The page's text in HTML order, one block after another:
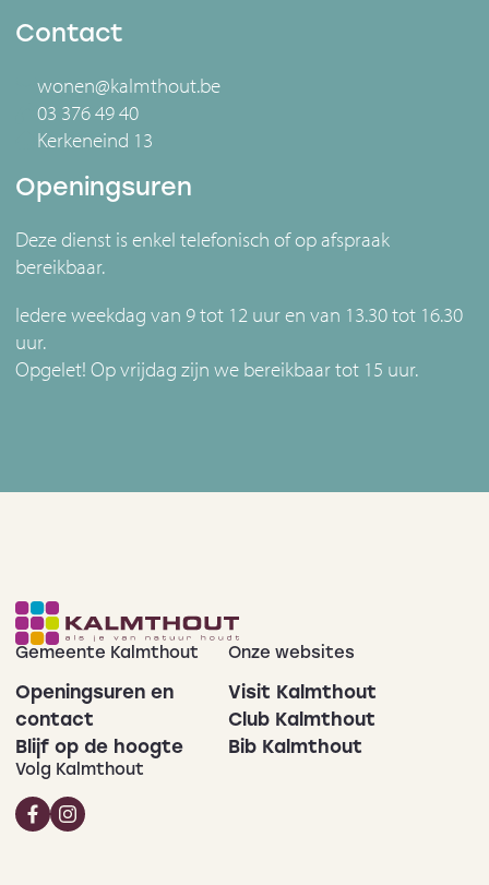
Contact
wonen@kalmthout.be
03 376 49 40
Kerkeneind 13
Openingsuren
Deze dienst is enkel telefonisch of op afspraak
bereikbaar.
Iedere weekdag van 9 tot 12 uur en van 13.30 tot 16.30
uur.
Opgelet! Op vrijdag zijn we bereikbaar tot 15 uur.
Gemeente Kalmthout
Openingsuren en
contact
Blijf op de hoogte
Onze websites
Visit Kalmthout
Club Kalmthout
Bib Kalmthout
Volg Kalmthout